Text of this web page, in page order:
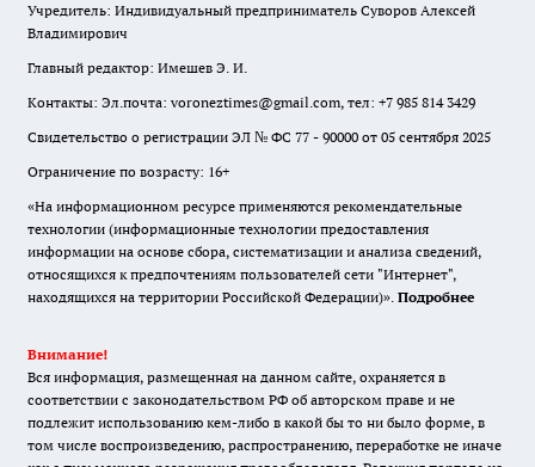
Учредитель: Индивидуальный предприниматель Суворов Алексей
Владимирович
Главный редактор: Имешев Э. И.
Контакты: Эл.почта: voroneztimes@gmail.com, тел: +7 985 814 3429
Свидетельство о регистрации ЭЛ № ФС 77 - 90000 от 05 сентября 2025
Ограничение по возрасту: 16+
«На информационном ресурсе применяются рекомендательные
технологии (информационные технологии предоставления
информации на основе сбора, систематизации и анализа сведений,
относящихся к предпочтениям пользователей сети "Интернет",
находящихся на территории Российской Федерации)». Подробнее
Внимание!
Вся информация, размещенная на данном сайте, охраняется в
соответствии с законодательством РФ об авторском праве и не
подлежит использованию кем-либо в какой бы то ни было форме, в
том числе воспроизведению, распространению, переработке не иначе